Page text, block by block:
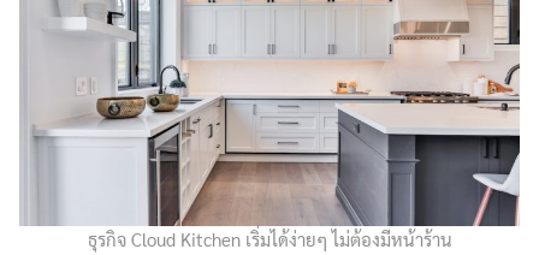
ธุรกิจ Cloud Kitchen เริ่มได้ง่ายๆ ไม่ต้องมีหน้าร้าน